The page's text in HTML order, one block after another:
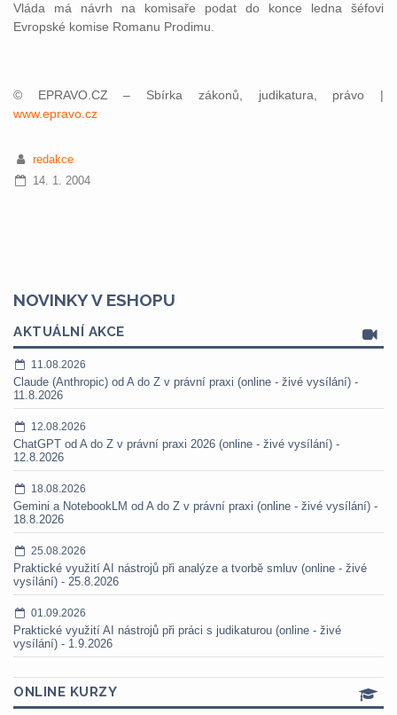
Vláda má návrh na komisaře podat do konce ledna šéfovi
Evropské komise Romanu Prodimu.
© EPRAVO.CZ – Sbírka zákonů, judikatura, právo |
www.epravo.cz
redakce
14. 1. 2004
NOVINKY V ESHOPU
AKTUÁLNÍ AKCE
11.08.2026
Claude (Anthropic) od A do Z v právní praxi (online - živé vysílání) -
11.8.2026
12.08.2026
ChatGPT od A do Z v právní praxi 2026 (online - živé vysílání) -
12.8.2026
18.08.2026
Gemini a NotebookLM od A do Z v právní praxi (online - živé vysílání) -
18.8.2026
25.08.2026
Praktické využití AI nástrojů při analýze a tvorbě smluv (online - živé
vysílání) - 25.8.2026
01.09.2026
Praktické využití AI nástrojů při práci s judikaturou (online - živé
vysílání) - 1.9.2026
ONLINE KURZY